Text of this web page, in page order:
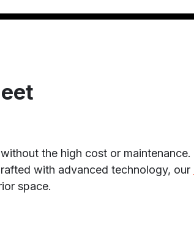
the high cost or maintenance.
with advanced technology, our
space.